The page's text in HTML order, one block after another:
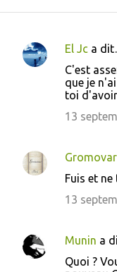
C
n
t
r
e
El Jc a
C'est
que je
toi
13
Gromovar
Fuis et
13
Munin a
Quoi ?